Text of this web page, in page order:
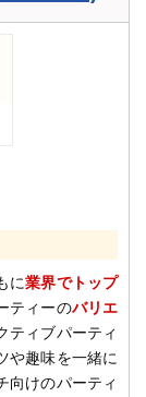
に業界でトップ
ティーのバリエ
ティブパーティ
や趣味を一緒に
向けのパーティ